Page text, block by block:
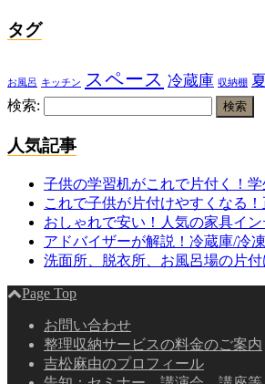
タグ
お風呂 キッチン スペース 冷蔵庫 収納棚 夏
検索:
人気記事
子供の学習机がこれで片付く！
これで子供が片付けやすくなる
おしゃれで安い！人気の家具イ
アドバイザーが解説！冷蔵庫/冷
洗面所、脱衣所、お風呂場の片付
Page Top
お問い合わせ
整理収納サービスの料金のご案内
吉松麻由のプロフィール